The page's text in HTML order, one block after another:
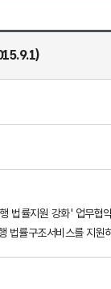
률지원 강화' 업무협
법률구조서비스를 지원